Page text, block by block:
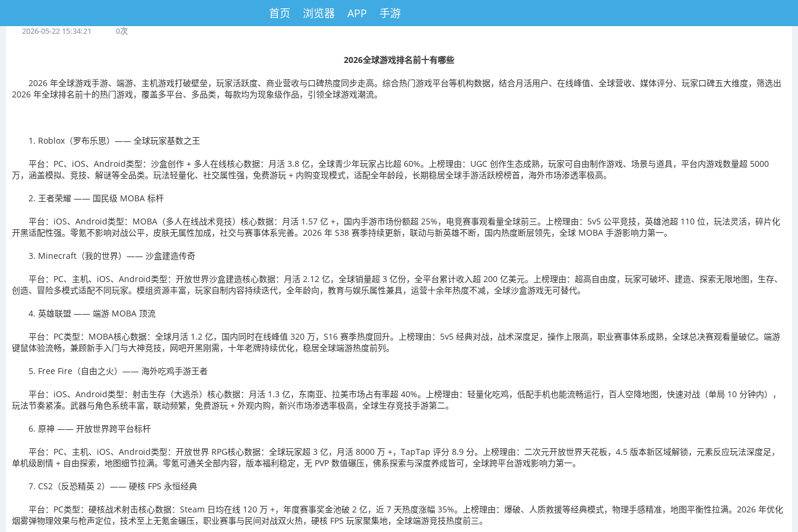
首页 浏览器 APP 手游
2026-05-22 15:34:21 0次
2026全球游戏排名前十有哪些
2026 年全球游戏手游、端游、主机游戏打破壁垒，玩家活跃度、商业营收与口碑热度同步走高。综合热门游戏平台等机构数据，结合月活用户、在线峰值、全球营收、媒体评分、玩家口碑五大维度，筛选出
2026 年全球排名前十的热门游戏，覆盖多平台、多品类，每款均为现象级作品，引领全球游戏潮流。
1. Roblox（罗布乐思）—— 全球玩家基数之王
平台：PC、iOS、Android类型：沙盒创作 + 多人在线核心数据：月活 3.8 亿，全球青少年玩家占比超 60%。上榜理由：UGC 创作生态成熟，玩家可自由制作游戏、场景与道具，平台内游戏数量超 5000
万，涵盖模拟、竞技、解谜等全品类。玩法轻量化、社交属性强，免费游玩 + 内购变现模式，适配全年龄段，长期稳居全球手游活跃榜榜首，海外市场渗透率极高。
2. 王者荣耀 —— 国民级 MOBA 标杆
平台：iOS、Android类型：MOBA（多人在线战术竞技）核心数据：月活 1.57 亿 +，国内手游市场份额超 25%，电竞赛事观看量全球前三。上榜理由：5v5 公平竞技，英雄池超 110 位，玩法灵活，碎片化
开黑适配性强。零氪不影响对战公平，皮肤无属性加成，社交与赛事体系完善。2026 年 S38 赛季持续更新，联动与新英雄不断，国内热度断层领先，全球 MOBA 手游影响力第一。
3. Minecraft（我的世界）—— 沙盒建造传奇
平台：PC、主机、iOS、Android类型：开放世界沙盒建造核心数据：月活 2.12 亿，全球销量超 3 亿份，全平台累计收入超 200 亿美元。上榜理由：超高自由度，玩家可破坏、建造、探索无限地图，生存、
创造、冒险多模式适配不同玩家。模组资源丰富，玩家自制内容持续迭代，全年龄向，教育与娱乐属性兼具，运营十余年热度不减，全球沙盒游戏无可替代。
4. 英雄联盟 —— 端游 MOBA 顶流
平台：PC类型：MOBA核心数据：全球月活 1.2 亿，国内同时在线峰值 320 万，S16 赛季热度回升。上榜理由：5v5 经典对战，战术深度足，操作上限高，职业赛事体系成熟，全球总决赛观看量破亿。端游
键鼠体验流畅，兼顾新手入门与大神竞技，网吧开黑刚需，十年老牌持续优化，稳居全球端游热度前列。
5. Free Fire（自由之火）—— 海外吃鸡手游王者
平台：iOS、Android类型：射击生存（大逃杀）核心数据：月活 1.3 亿，东南亚、拉美市场占有率超 40%。上榜理由：轻量化吃鸡，低配手机也能流畅运行，百人空降地图，快速对战（单局 10 分钟内），
玩法节奏紧凑。武器与角色系统丰富，联动频繁，免费游玩 + 外观内购，新兴市场渗透率极高，全球生存竞技手游第二。
6. 原神 —— 开放世界跨平台标杆
平台：PC、主机、iOS、Android类型：开放世界 RPG核心数据：全球玩家超 3 亿，月活 8000 万 +，TapTap 评分 8.9 分。上榜理由：二次元开放世界天花板，4.5 版本新区域解锁，元素反应玩法深度足，
单机级剧情 + 自由探索，地图细节拉满。零氪可通关全部内容，版本福利稳定，无 PVP 数值碾压，佛系探索与深度养成皆可，全球跨平台游戏影响力第一。
7. CS2（反恐精英 2）—— 硬核 FPS 永恒经典
平台：PC类型：硬核战术射击核心数据：Steam 日均在线 120 万 +，年度赛事奖金池破 2 亿，近 7 天热度涨幅 35%。上榜理由：爆破、人质救援等经典模式，物理手感精准，地图平衡性拉满。2026 年优化
烟雾弹物理效果与枪声定位，技术至上无氪金碾压，职业赛事与民间对战双火热，硬核 FPS 玩家聚集地，全球端游竞技热度前三。